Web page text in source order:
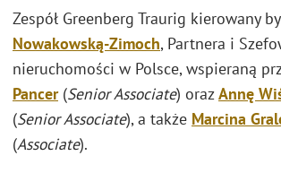
Zespół Greenberg Traurig kierowany
Nowakowską-Zimoch, Partnera i
nieruchomości w Polsce, wspieraną
Pancer(Senior Associate) orazAnnę
(Senior Associate), a także Marcina
(Associate).